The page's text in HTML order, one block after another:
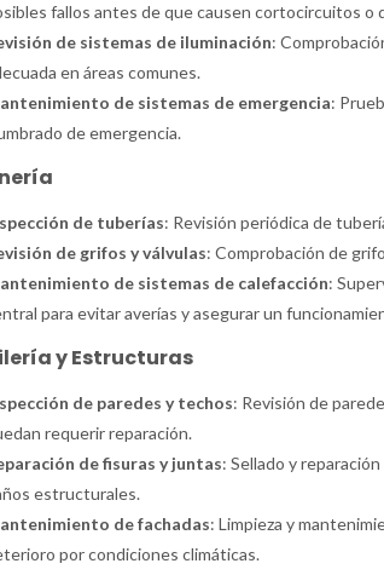
fallos antes de que causen cortocircuitos o
de sistemas de iluminación:
en áreas comunes.
de sistemas de emergencia:
de emergencia.
de tuberías: Revisión periódica de
de grifos y válvulas: Comprobación de
de sistemas de calefacción:
para evitar averías y asegurar un
y Estructuras
de paredes y techos: Revisión de
requerir reparación.
de fisuras y juntas: Sellado y
estructurales.
de fachadas: Limpieza y
por condiciones climáticas.